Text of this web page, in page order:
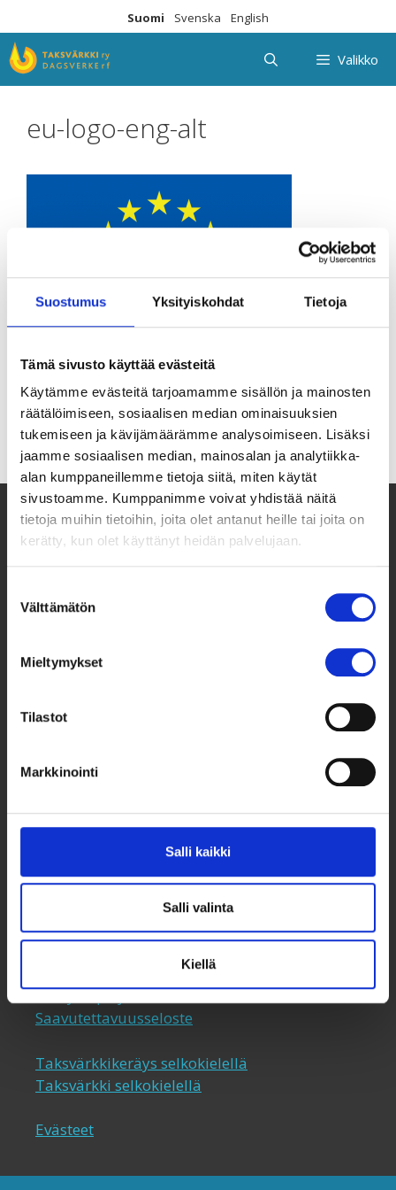
Suostumus Yksityiskohdat Tietoja
Tämä sivusto käyttää evästeitä
Käytämme evästeitä tarjoamamme sisällön ja mainosten
räätälöimiseen, sosiaalisen median ominaisuuksien
tukemiseen ja kävijämäärämme analysoimiseen. Lisäksi
jaamme sosiaalisen median, mainosalan ja analytiikka-
alan kumppaneillemme tietoja siitä, miten käytät
sivustoamme. Kumppanimme voivat yhdistää näitä
tietoja muihin tietoihin, joita olet antanut heille tai joita on
kerätty, kun olet käyttänyt heidän palvelujaan.
valinta
Välttämätön
Mieltymykset
Tilastot
Markkinointi
Salli kaikki
Salli valinta
Kiellä
sisältöön
Suomi Svenska English
Valikko
eu-logo-eng-alt
Siltasaarenkatu 4, 7. krs,
taksvarkki@taksvarkki.fi
Taksvärkki-keräys
Yhteystiedot
Keräyslupa ja rekisteriseloste
Saavutettavuusseloste
Taksvärkkikeräys selkokielellä
Taksvärkki selkokielellä
Evästeet